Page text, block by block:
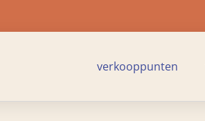
verkooppunten